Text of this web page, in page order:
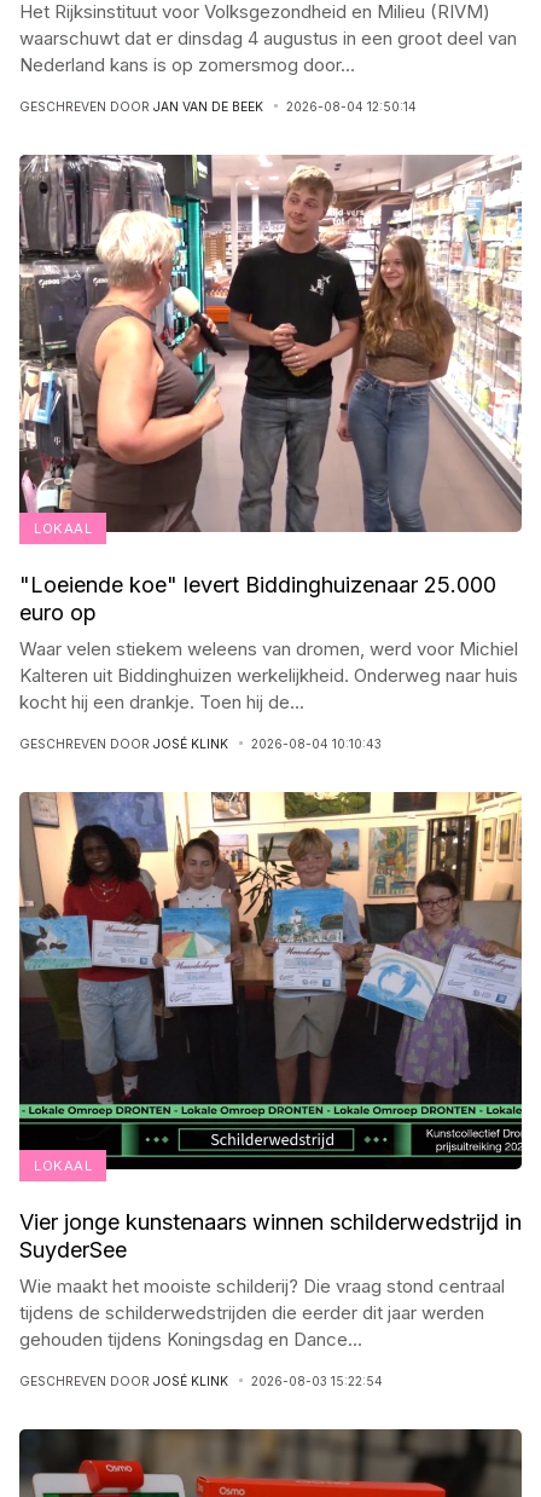
Het Rijksinstituut voor Volksgezondheid en Milieu (RIVM)
waarschuwt dat er dinsdag 4 augustus in een groot deel van
Nederland kans is op zomersmog door...
GESCHREVEN DOOR JAN VAN DE BEEK 2026-08-04 12:50:14
LOKAAL
"Loeiende koe" levert Biddinghuizenaar 25.000
euro op
Waar velen stiekem weleens van dromen, werd voor Michiel
Kalteren uit Biddinghuizen werkelijkheid. Onderweg naar huis
kocht hij een drankje. Toen hij de...
GESCHREVEN DOOR JOSÉ KLINK 2026-08-04 10:10:43
LOKAAL
Vier jonge kunstenaars winnen schilderwedstrijd in
SuyderSee
Wie maakt het mooiste schilderij? Die vraag stond centraal
tijdens de schilderwedstrijden die eerder dit jaar werden
gehouden tijdens Koningsdag en Dance...
GESCHREVEN DOOR JOSÉ KLINK 2026-08-03 15:22:54